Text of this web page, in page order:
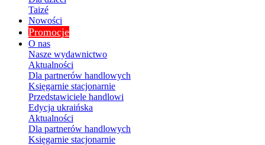
Taizé
Nowości
Promocje
O nas
Nasze wydawnictwo
Aktualności
Dla partnerów handlowych
Księgarnie stacjonarnie
Przedstawiciele handlowi
Edycja ukraińska
Aktualności
Dla partnerów handlowych
Księgarnie stacjonarnie